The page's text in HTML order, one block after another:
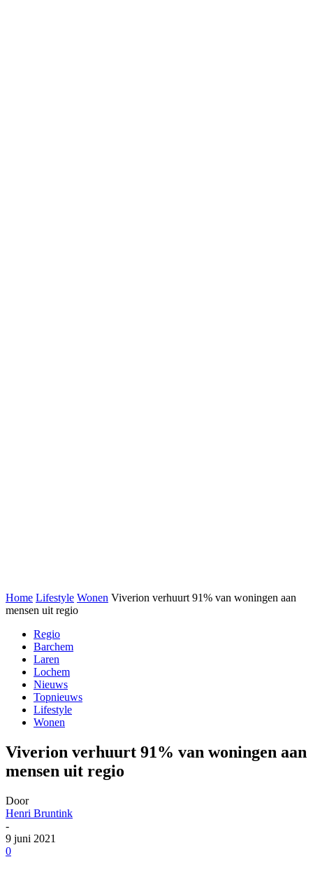
Home Lifestyle Wonen Viverion verhuurt 91% van woningen aan
mensen uit regio
Regio
Barchem
Laren
Lochem
Nieuws
Topnieuws
Lifestyle
Wonen
Viverion verhuurt 91% van woningen aan
mensen uit regio
Door
Henri Bruntink
-
9 juni 2021
0